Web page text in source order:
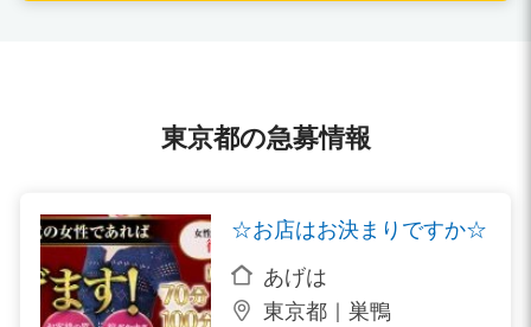
東京都の急募情報
☆お店はお決まりですか☆
あげは
東京都｜巣鴨